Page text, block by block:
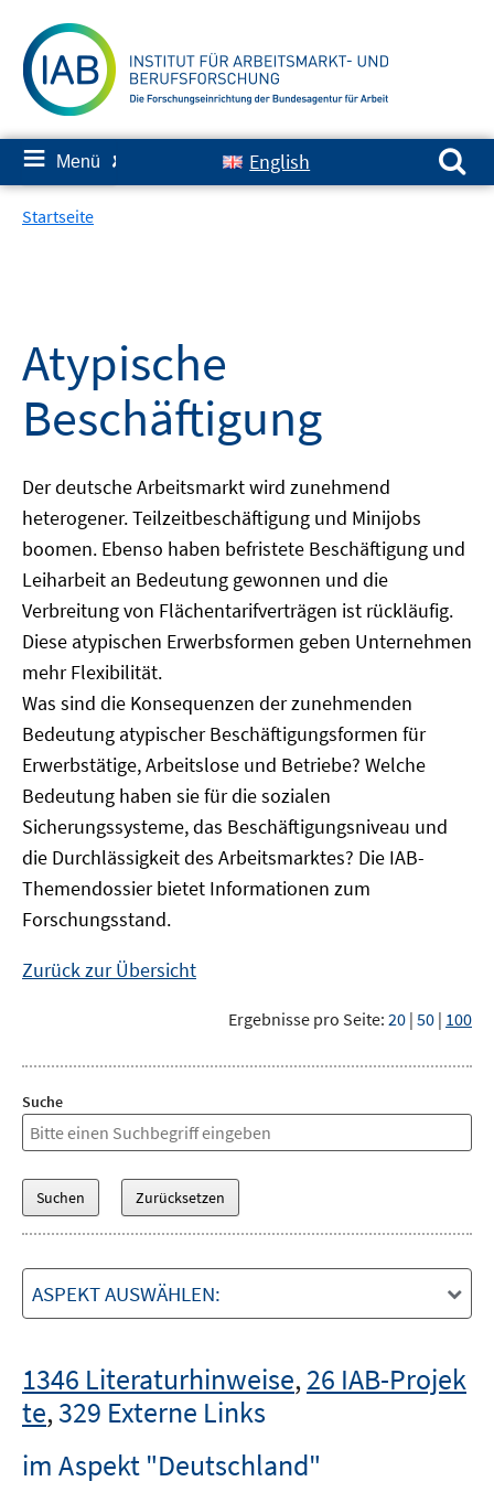
zum
Inhalt
≡ Menü ✘ English
Suchen nach:
Startseite
Atypische
Beschäftigung
Der deutsche Arbeitsmarkt wird zunehmend
heterogener. Teilzeitbeschäftigung und Minijobs
boomen. Ebenso haben befristete Beschäftigung und
Leiharbeit an Bedeutung gewonnen und die
Verbreitung von Flächentarifverträgen ist rückläufig.
Diese atypischen Erwerbsformen geben Unternehmen
mehr Flexibilität.
Was sind die Konsequenzen der zunehmenden
Bedeutung atypischer Beschäftigungsformen für
Erwerbstätige, Arbeitslose und Betriebe? Welche
Bedeutung haben sie für die sozialen
Sicherungssysteme, das Beschäftigungsniveau und
die Durchlässigkeit des Arbeitsmarktes? Die IAB-
Themendossier bietet Informationen zum
Forschungsstand.
Zurück zur Übersicht
Ergebnisse pro Seite: 20 | 50 | 100
Suche
ASPEKT AUSWÄHLEN:
1346 Literaturhinweise,26 IAB-Projek
te,329 Externe Links
im Aspekt "Deutschland"